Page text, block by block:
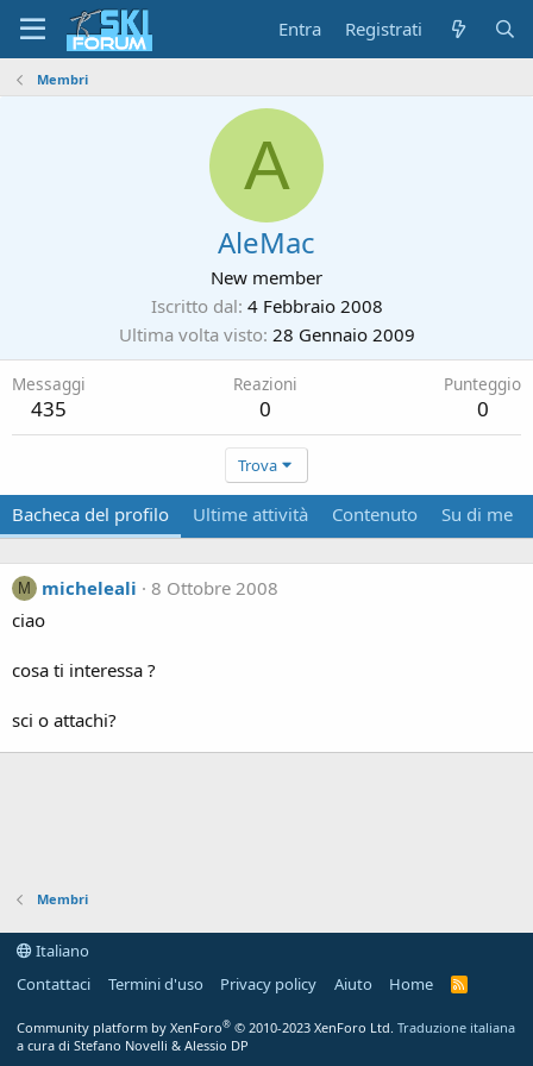
Entra Registrati
Membri
A
AleMac
New member
Iscritto dal 4 Febbraio 2008
Ultima volta visto 28 Gennaio 2009
Messaggi
435
Reazioni
0
Punteggio
0
Trova
Bacheca del profilo Ultime attività Contenuto Su di me
M micheleali
8 Ottobre 2008
ciao
cosa ti interessa ?
sci o attachi?
Membri
Italiano
Contattaci
Termini d'uso Privacy policy Aiuto Home
R
Community platform by XenForo® © 2010-2023 XenForo Ltd. Traduzione italiana
a cura di Stefano Novelli & Alessio DP